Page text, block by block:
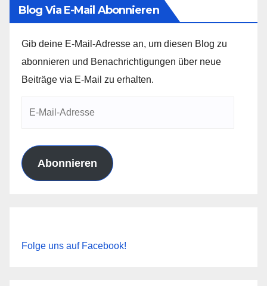
Blog Via E-Mail Abonnieren
Gib deine E-Mail-Adresse an, um diesen Blog zu
abonnieren und Benachrichtigungen über neue
Beiträge via E-Mail zu erhalten.
Abonnieren
Folge uns auf Facebook!